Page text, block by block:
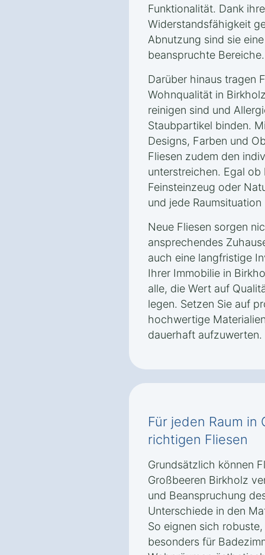
Funktionalität. Dank
Widerstandsfähigkeit
Abnutzung sind sie
beanspruchte Bereiche.
Darüber hinaus tragen
Wohnqualität in
reinigen sind und
Staubpartikel binden.
Designs, Farben und
Fliesen zudem den
unterstreichen. Egal ob
Feinsteinzeug oder
und jede
Neue Fliesen sorgen
ansprechendes
auch eine langfristige
Ihrer Immobilie in
alle, die Wert auf
legen. Setzen Sie auf
hochwertige
dauerhaft aufzuwerten.
Für jeden Raum
richtigen Fliesen
Grundsätzlich können
Großbeeren Birkholz
und Beanspruchung
Unterschiede in den
So eignen sich
besonders für